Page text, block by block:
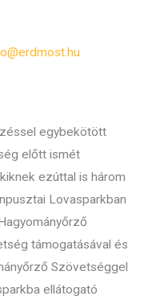
egybekötött
előtt ismét
ezúttal is három
Lovasparkban
támogatásával és
Szövetséggel
ellátogató